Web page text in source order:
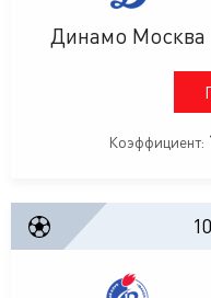
Динамо Москва
Коэффициент: